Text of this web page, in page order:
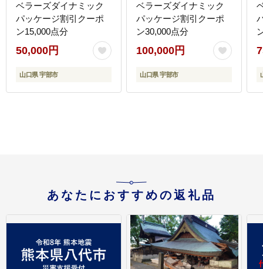
ベラーズダイナミック
パッケージ割引クーポ
ン15,000点分
50,000円
山口県 宇部市
ベラーズダイナミック
パッケージ割引クーポ
ン30,000点分
100,000円
山口県 宇部市
あなたにおすすめの返礼品